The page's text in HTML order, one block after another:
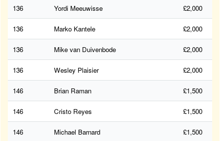
136 Yordi Meeuwisse £2,000
136 Marko Kantele £2,000
136 Mike van Duivenbode £2,000
136 Wesley Plaisier £2,000
146 Brian Raman £1,500
146 Cristo Reyes £1,500
146 Michael Barnard £1,500